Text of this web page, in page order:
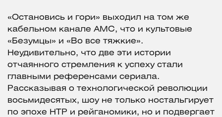
«Остановись и гори» выходил на том же
кабельном канале AMC, что и культовые
«Безумцы» и «Во все тяжкие».
Неудивительно, что две эти истории
отчаянного стремления к успеху стали
главными референсами сериала.
Рассказывая о технологической революции
восьмидесятых, шоу не только ностальгирует
по эпохе НТР и рейганомики, но и подвергает